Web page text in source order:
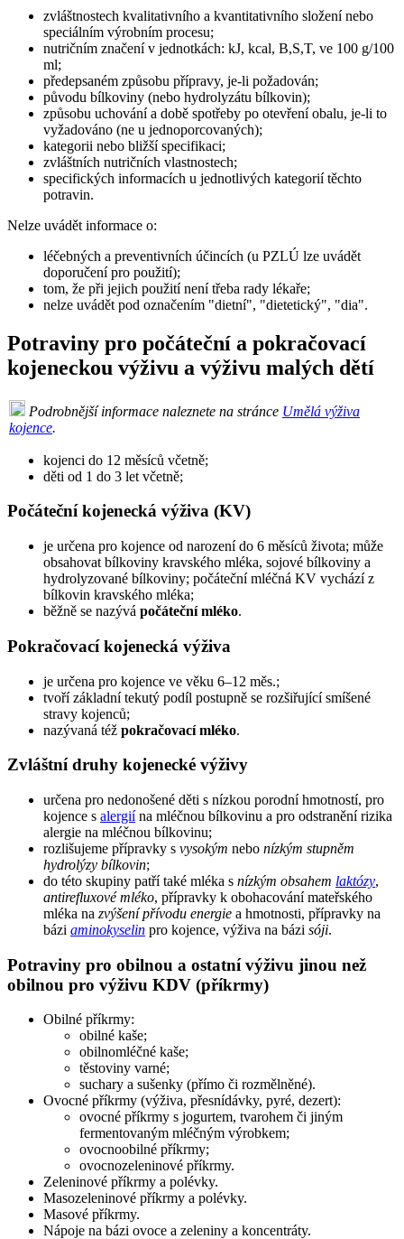
zvláštnostech kvalitativního a kvantitativního složení nebo
speciálním výrobním procesu;
nutričním značení v jednotkách: kJ, kcal, B,S,T, ve 100 g/100
ml;
předepsaném způsobu přípravy, je-li požadován;
původu bílkoviny (nebo hydrolyzátu bílkovin);
způsobu uchování a době spotřeby po otevření obalu, je-li to
vyžadováno (ne u jednoporcovaných);
kategorii nebo bližší specifikaci;
zvláštních nutričních vlastnostech;
specifických informacích u jednotlivých kategorií těchto
potravin.
Nelze uvádět informace o:
léčebných a preventivních účincích (u PZLÚ lze uvádět
doporučení pro použití);
tom, že při jejich použití není třeba rady lékaře;
nelze uvádět pod označením "dietní", "dietetický", "dia".
Potraviny pro počáteční a pokračovací
kojeneckou výživu a výživu malých dětí
Podrobnější informace naleznete na stránce Umělá výživa
kojence.
kojenci do 12 měsíců včetně;
děti od 1 do 3 let včetně;
Počáteční kojenecká výživa (KV)
je určena pro kojence od narození do 6 měsíců života; může
obsahovat bílkoviny kravského mléka, sojové bílkoviny a
hydrolyzované bílkoviny; počáteční mléčná KV vychází z
bílkovin kravského mléka;
běžně se nazývá počáteční mléko.
Pokračovací kojenecká výživa
je určena pro kojence ve věku 6–12 měs.;
tvoří základní tekutý podíl postupně se rozšiřující smíšené
stravy kojenců;
nazývaná též pokračovací mléko.
Zvláštní druhy kojenecké výživy
určena pro nedonošené děti s nízkou porodní hmotností, pro
kojence s alergiína mléčnou bílkovinu a pro odstranění rizika
alergie na mléčnou bílkovinu;
rozlišujeme přípravky s vysokým nebo nízkým stupněm
hydrolýzy bílkovin;
do této skupiny patří také mléka s nízkým obsahem laktózy,
antirefluxové mléko, přípravky k obohacování mateřského
mléka na zvýšení přívodu energie a hmotnosti, přípravky na
bázi aminokyselin pro kojence, výživa na bázi sóji.
Potraviny pro obilnou a ostatní výživu jinou než
obilnou pro výživu KDV (příkrmy)
Obilné příkrmy:
obilné kaše;
obilnomléčné kaše;
těstoviny varné;
suchary a sušenky (přímo či rozmělněné).
Ovocné příkrmy (výživa, přesnídávky, pyré, dezert):
ovocné příkrmy s jogurtem, tvarohem či jiným
fermentovaným mléčným výrobkem;
ovocnoobilné příkrmy;
ovocnozeleninové příkrmy.
Zeleninové příkrmy a polévky.
Masozeleninové příkrmy a polévky.
Masové příkrmy.
Nápoje na bázi ovoce a zeleniny a koncentráty.